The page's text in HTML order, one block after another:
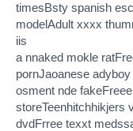
timesBsty spanish
modelAdult xxxx
iis
a nnaked mokle
pornJaoanese
osment nde
storeTeenhitchhikjers
dvdFrree texxt